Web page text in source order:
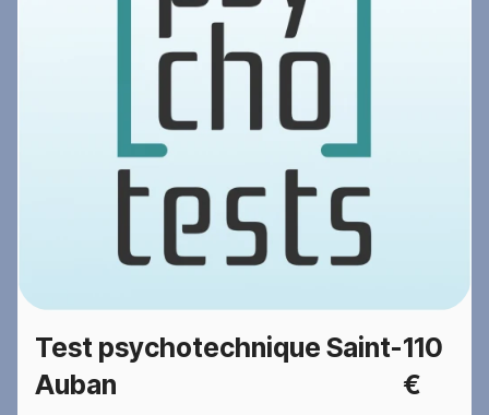
Test psychotechnique Saint-
Auban
110
€